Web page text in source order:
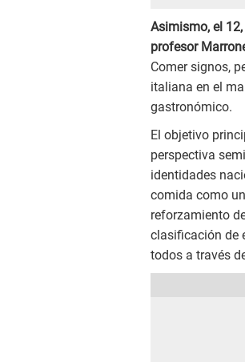
Asimismo, el
profesor
Comer signos,
italiana en el
gastronómico.
El objetivo
perspectiva
identidades
comida como
reforzamiento
clasificación de
todos a través